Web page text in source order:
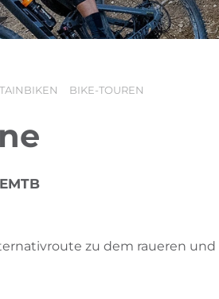
BIKE-TOUREN
zu dem raueren und